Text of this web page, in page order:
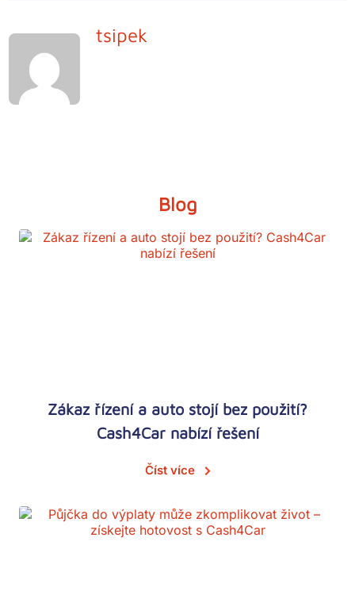
tsipek
Blog
Zákaz řízení a auto stojí bez použití?
Cash4Car nabízí řešení
Číst více